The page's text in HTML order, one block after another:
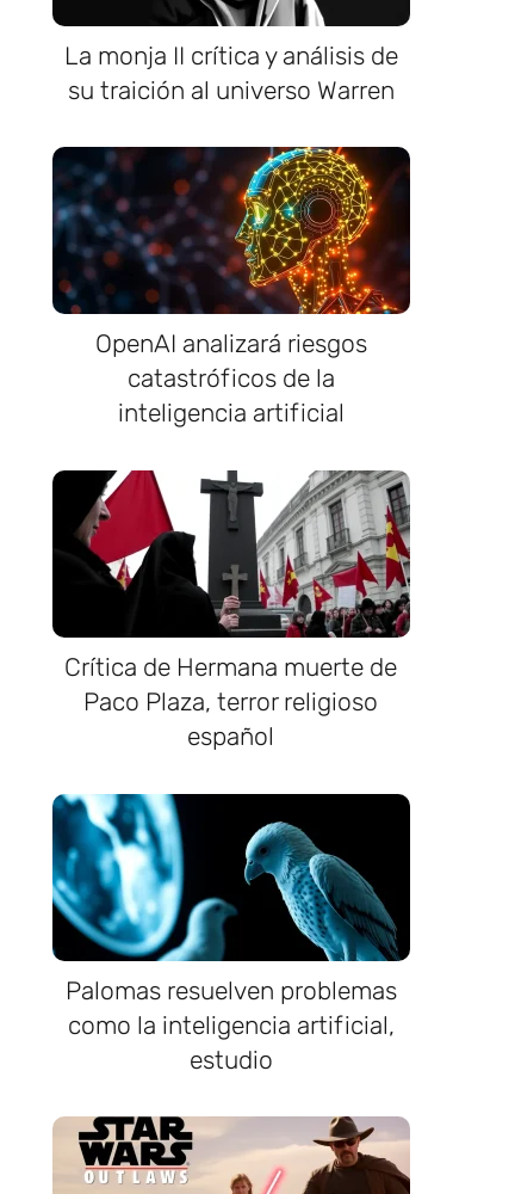
La monja II crítica y análisis de
su traición al universo Warren
OpenAI analizará riesgos
catastróficos de la
inteligencia artificial
Crítica de Hermana muerte de
Paco Plaza, terror religioso
español
Palomas resuelven problemas
como la inteligencia artificial,
estudio